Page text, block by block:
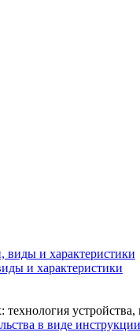
и характеристики
технология